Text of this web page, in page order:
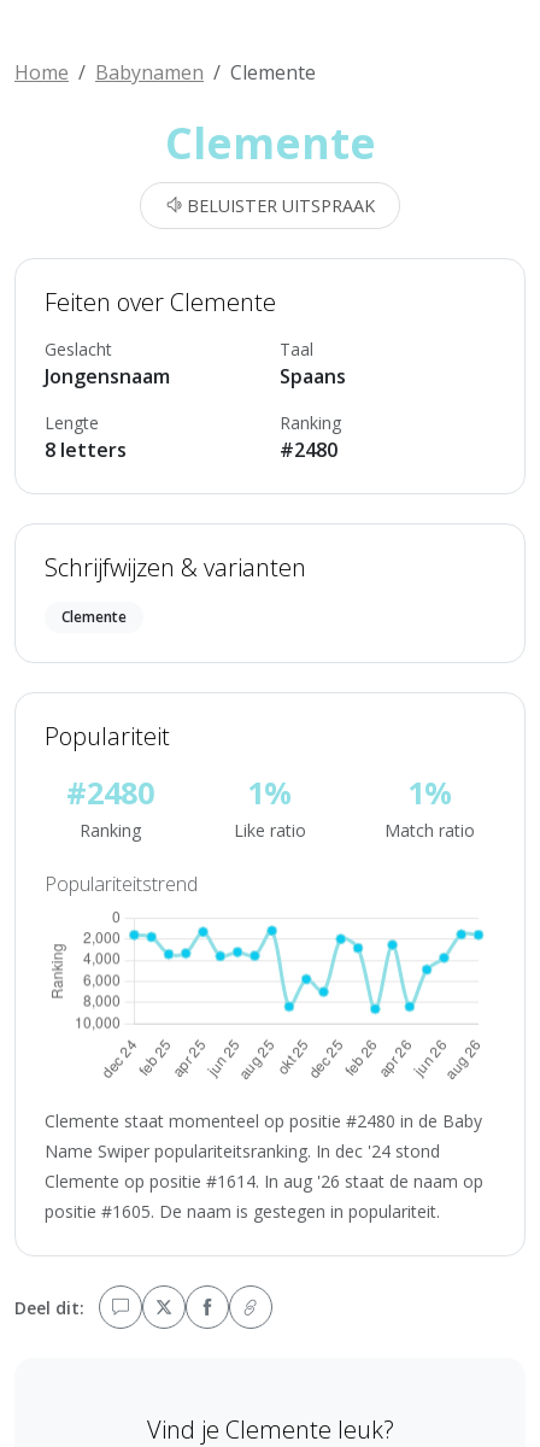
Home Babynamen Clemente
Clemente
BELUISTER UITSPRAAK
Feiten over Clemente
Geslacht
Jongensnaam
Taal
Spaans
Lengte
8 letters
Ranking
#2480
Schrijfwijzen & varianten
Clemente
Populariteit
#2480
Ranking
1%
Like ratio
1%
Match ratio
Populariteitstrend
Clemente staat momenteel op positie #2480 in de Baby
Name Swiper populariteitsranking. In dec '24 stond
Clemente op positie #1614. In aug '26 staat de naam op
positie #1605. De naam is gestegen in populariteit.
Deel dit:
Vind je Clemente leuk?